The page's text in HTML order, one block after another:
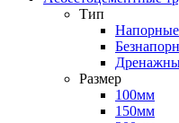
Тип
Напорные
Размер
100мм
150мм